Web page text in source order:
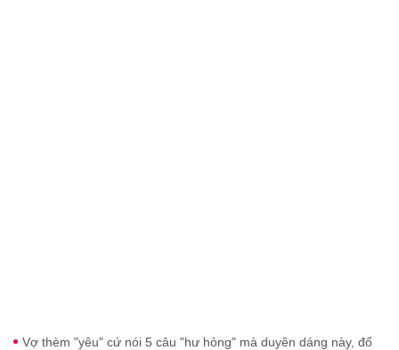
Vợ thèm "yêu" cứ nói 5 câu "hư hỏng" mà duyên dáng này, đố